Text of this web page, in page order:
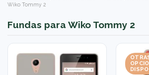
Wiko Tommy 2
Fundas para Wiko Tommy 2